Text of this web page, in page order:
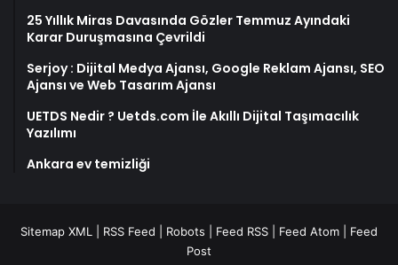
25 Yıllık Miras Davasında Gözler Temmuz Ayındaki
Karar Duruşmasına Çevrildi
Serjoy : Dijital Medya Ajansı, Google Reklam Ajansı, SEO
Ajansı ve Web Tasarım Ajansı
UETDS Nedir ? Uetds.com İle Akıllı Dijital Taşımacılık
Yazılımı
Ankara ev temizliği
Sitemap XML RSS Feed Robots Feed RSS Feed Atom
Feed
Post